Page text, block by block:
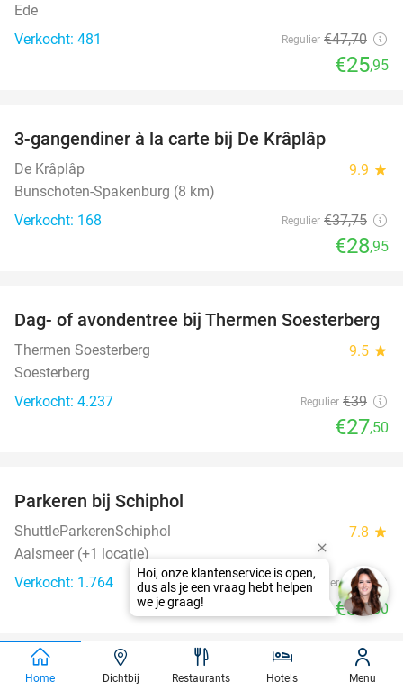
Ede
Verkocht: 481
Regulier €47,70
€25,95
3-gangendiner à la carte bij De Krâplâp
De Krâplâp 9.9 star
Bunschoten-Spakenburg (8 km)
Verkocht: 168
Regulier €37,75
€28,95
29%
Dag- of avondentree bij Thermen Soesterberg
Thermen Soesterberg 9.5 star
Soesterberg
Verkocht: 4.237
Regulier €39
€27,50
Parkeren bij Schiphol
ShuttleParkerenSchiphol 7.8 star
Aalsmeer (+1 locatie)
Verkocht: 1.764
Regulier €54
€34,50
favorite_border
Kibbeling of lekkerbek met patat + drankje
Home Dichtbij Restaurants Hotels Menu